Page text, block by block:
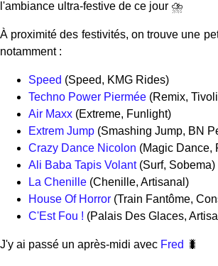
l'ambiance ultra-festive de ce jour ⛈️
À proximité des festivités, on trouve une
notamment :
Speed (Speed, KMG Rides)
Techno Power Piermée (Remix,
Air Maxx (Extreme, Funlight)
Extrem Jump (Smashing Jump, BN
Crazy Dance Nicolon (Magic Dance,
Ali Baba Tapis Volant(Surf, Sobema)
La Chenille (Chenille, Artisanal)
House Of Horror (Train Fantôme,
C'Est Fou ! (Palais Des Glaces,
J'y ai passé un après-midi avec Fred 🐛